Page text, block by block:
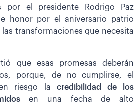
por el presidente Rodrigo Paz
honor por el aniversario patrio
transformaciones que necesita
que esas promesas deberán
porque, de no cumplirse, el
riesgo la credibilidad de los
en una fecha de alto